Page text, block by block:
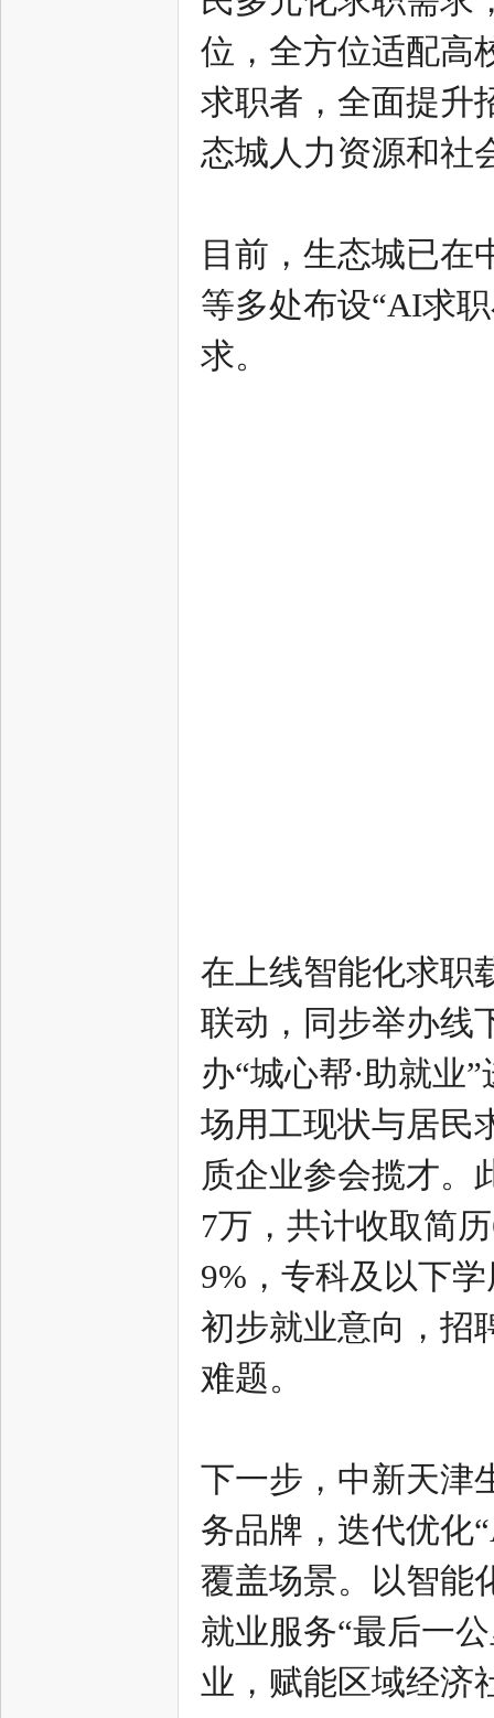
位，全方位适配高
求职者，全面提升
态城人力资源和社
目前，生态城已在
等多处布设“AI求
求。
在上线智能化求职
联动，同步举办线
办“城心帮·助就业
场用工现状与居民
质企业参会揽才。
7万，共计收取简
9%，专科及以下
初步就业意向，招
难题。
下一步，中新天津
务品牌，迭代优化
覆盖场景。以智能
就业服务“最后一
业，赋能区域经济